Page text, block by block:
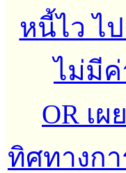
หนี้ไว ไ
ไม่มีค่
OR เ
ทิศทางกา